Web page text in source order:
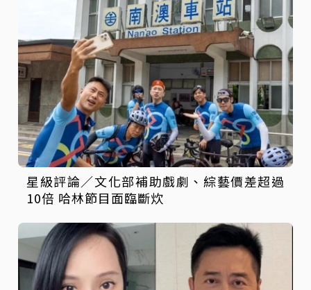
星級評論／文化部補助戲劇、綜藝價差超過
10倍 哈林節目面臨斷炊